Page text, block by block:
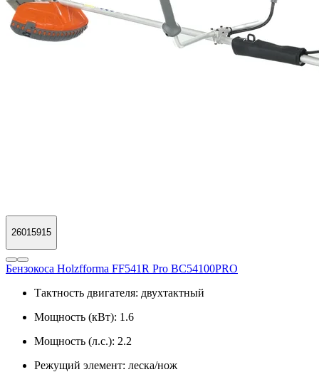
26015915
Бензокоса Holzfforma FF541R Pro BC54100PRO
Тактность двигателя: двухтактный
Мощность (кВт): 1.6
Мощность (л.с.): 2.2
Режущий элемент: леска/нож